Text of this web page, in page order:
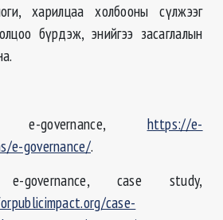
харилцаа холбооны сүлжээг
бүрдэж, энийгээ засаглалын
governance, https://e-
e-governance/.
governance, case study,
case-